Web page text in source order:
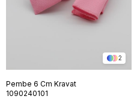
2
Pembe 6 Cm Kravat
1090240101